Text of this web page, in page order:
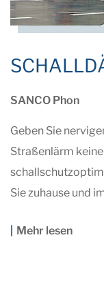
SANCO Phon
Geben Sie
Straßenlärm
Sie zuhause und
Mehr lesen